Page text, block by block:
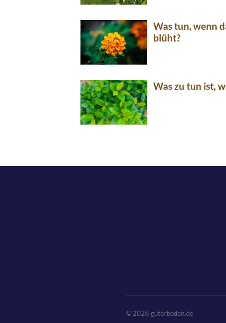
Was tun, wenn
blüht?
Was zu tun ist,
© 2026 guterboden.de